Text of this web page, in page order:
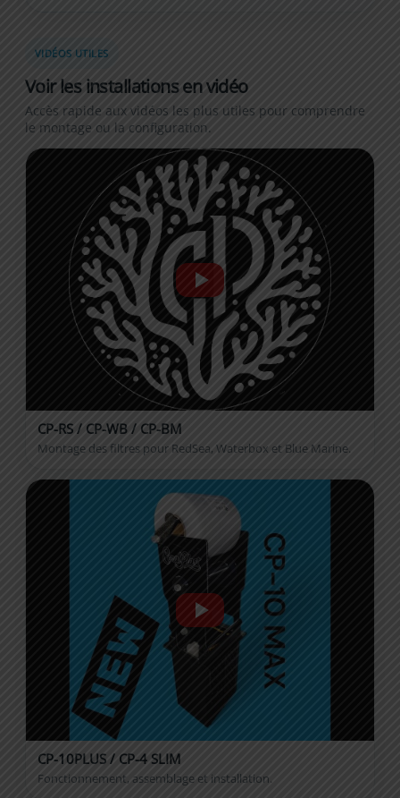
VIDÉOS UTILES
Voir les installations en vidéo
Accès rapide aux vidéos les plus utiles pour comprendre
le montage ou la configuration.
CP-RS / CP-WB / CP-BM
Montage des filtres pour RedSea, Waterbox et Blue Marine.
CP-10PLUS / CP-4 SLIM
Fonctionnement, assemblage et installation.